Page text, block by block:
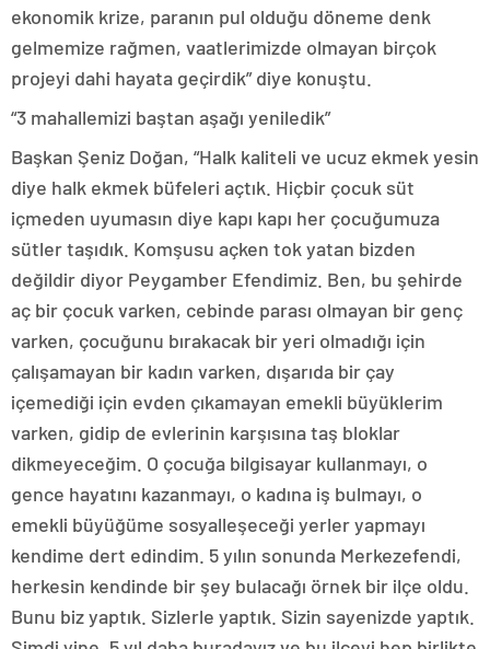
ekonomik krize, paranın pul olduğu döneme denk
gelmemize rağmen, vaatlerimizde olmayan birçok
projeyi dahi hayata geçirdik” diye konuştu.
“3 mahallemizi baştan aşağı yeniledik”
Başkan Şeniz Doğan, “Halk kaliteli ve ucuz ekmek yesin
diye halk ekmek büfeleri açtık. Hiçbir çocuk süt
içmeden uyumasın diye kapı kapı her çocuğumuza
sütler taşıdık. Komşusu açken tok yatan bizden
değildir diyor Peygamber Efendimiz. Ben, bu şehirde
aç bir çocuk varken, cebinde parası olmayan bir genç
varken, çocuğunu bırakacak bir yeri olmadığı için
çalışamayan bir kadın varken, dışarıda bir çay
içemediği için evden çıkamayan emekli büyüklerim
varken, gidip de evlerinin karşısına taş bloklar
dikmeyeceğim. O çocuğa bilgisayar kullanmayı, o
gence hayatını kazanmayı, o kadına iş bulmayı, o
emekli büyüğüme sosyalleşeceği yerler yapmayı
kendime dert edindim. 5 yılın sonunda Merkezefendi,
herkesin kendinde bir şey bulacağı örnek bir ilçe oldu.
Bunu biz yaptık. Sizlerle yaptık. Sizin sayenizde yaptık.